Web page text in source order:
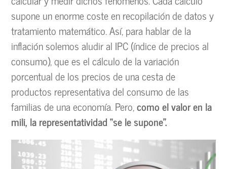
supone un enorme coste en recopilación de datos y
tratamiento matemático. Así, para hablar de la
inflación solemos aludir al IPC (índice de precios al
consumo), que es el cálculo de la variación
porcentual de los precios de una cesta de
productos representativa del consumo de las
familias de una economía. Pero,como el valor en la
mili, la representatividad “se le supone”.